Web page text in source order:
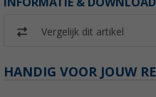
Vergelijk dit artikel
HANDIG VOOR JOUW